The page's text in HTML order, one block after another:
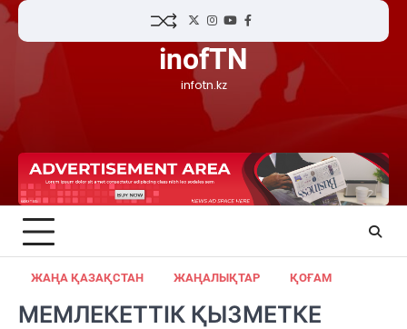
Skip
content
TwitterInstagram
YouTubeFacebook
inofTN
infotn.kz
ЖАҢА ҚАЗАҚСТАН ЖАҢАЛЫҚТАР ҚОҒАМ
МЕМЛЕКЕТТІК ҚЫЗМЕТКЕ